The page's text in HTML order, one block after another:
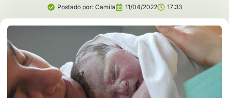
Postado por:Camila 11/04/2022 17:33